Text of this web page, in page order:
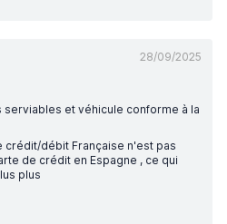
28/09/2025
et véhicule conforme à la
crédit/débit Française n'est pas
de crédit en Espagne , ce qui
plus